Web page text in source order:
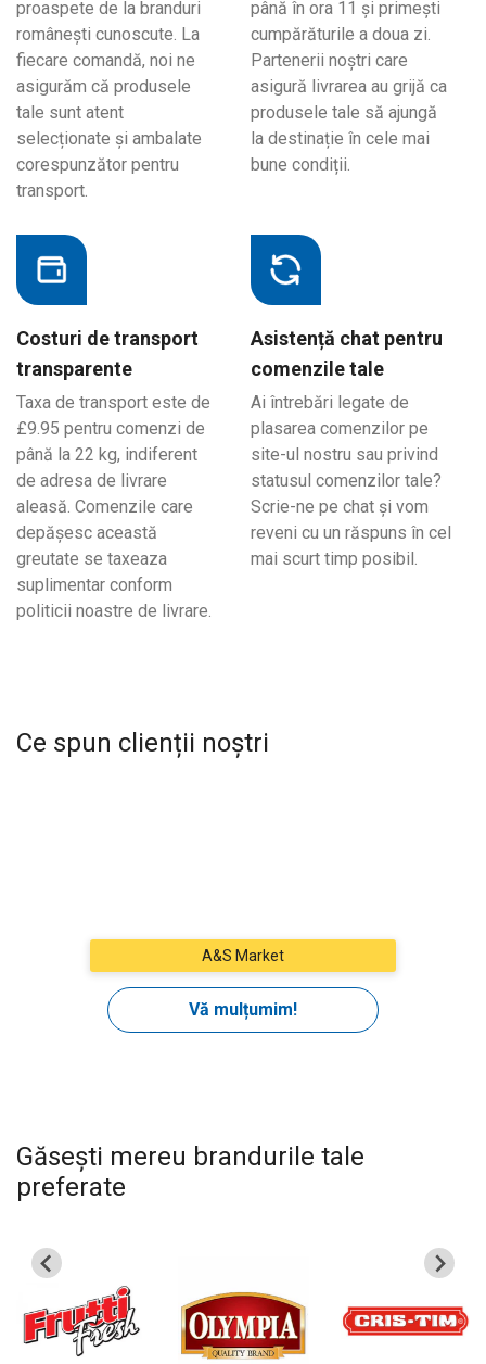
proaspete de la branduri
românești cunoscute. La
fiecare comandă, noi ne
asigurăm că produsele
tale sunt atent
selecționate și ambalate
corespunzător pentru
transport.
până în ora 11 și primești
cumpărăturile a doua zi.
Partenerii noștri care
asigură livrarea au grijă ca
produsele tale să ajungă
la destinație în cele mai
bune condiții.
Costuri de transport
transparente
Taxa de transport este de
£9.95 pentru comenzi de
până la 22 kg, indiferent
de adresa de livrare
aleasă. Comenzile care
depășesc această
greutate se taxeaza
suplimentar conform
politicii noastre de livrare.
Asistență chat pentru
comenzile tale
Ai întrebări legate de
plasarea comenzilor pe
site-ul nostru sau privind
statusul comenzilor tale?
Scrie-ne pe chat și vom
reveni cu un răspuns în cel
mai scurt timp posibil.
Ce spun clienții noștri
Găsești mereu brandurile tale
preferate